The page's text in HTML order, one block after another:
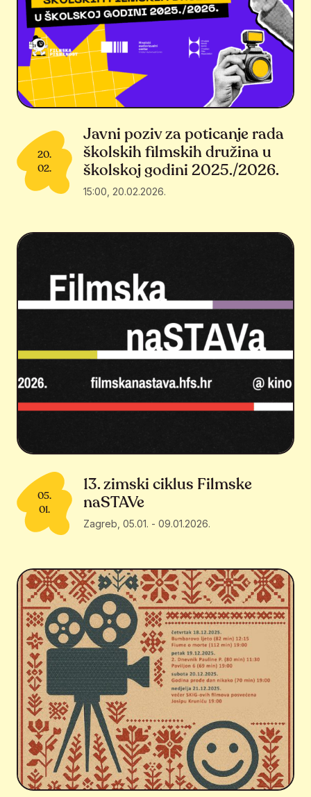
20.
02.
Javni poziv za poticanje rada
školskih filmskih družina u
školskoj godini 2025./2026.
15:00 20.02.2026.
05.
01.
13. zimski ciklus Filmske
naSTAVe
Zagreb 05.01. - 09.01.2026.